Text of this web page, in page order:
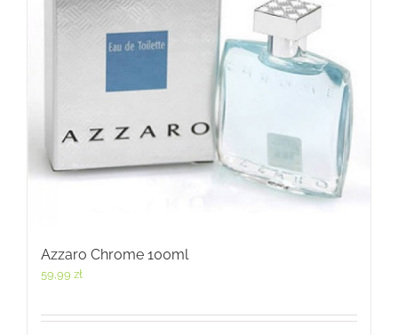
Azzaro Chrome 100ml
59,99 zł